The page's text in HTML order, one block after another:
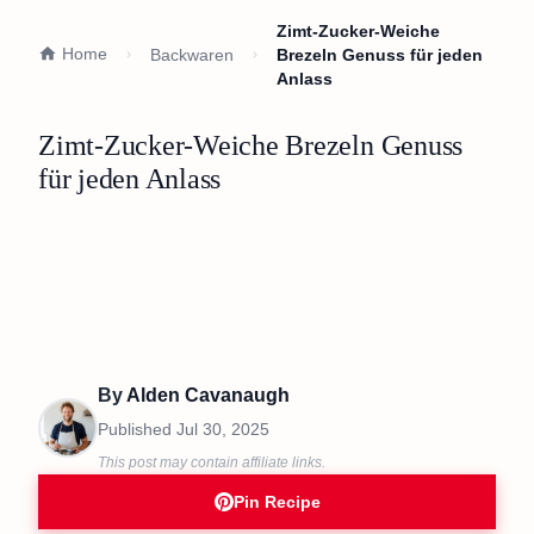
Home Backwaren
Zimt-Zucker-Weiche
Brezeln Genuss für jeden
Anlass
Zimt-Zucker-Weiche Brezeln Genuss
für jeden Anlass
ByAlden Cavanaugh
Published Jul 30, 2025
This post may contain affiliate links.
Pin Recipe